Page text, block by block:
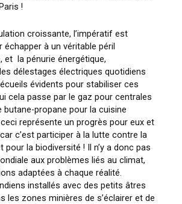
!
croissante, l’impératif est
échapper à un véritable péril
et la pénurie énergétique,
délestages électriques quotidiens
évidents pour stabiliser ces
cela passe par le gaz pour centrales
butane-propane pour la cuisine
représente un progrès pour eux et
c’est participer à la lutte contre la
la biodiversité ! Il n’y a donc pas
aux problèmes liés au climat,
adaptées à chaque réalité.
installés avec des petits âtres
les zones minières de s’éclairer et de